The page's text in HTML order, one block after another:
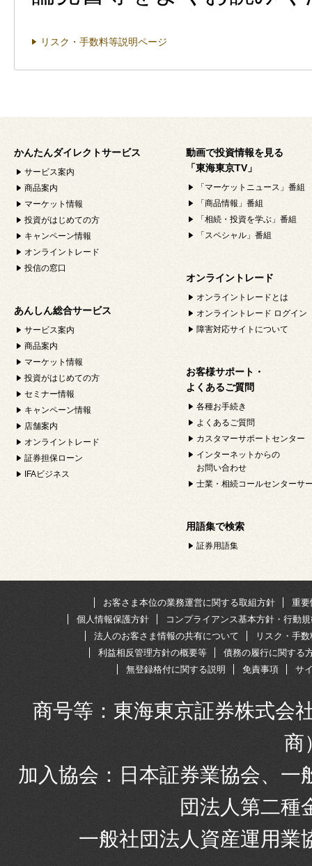
リスク・手数料等説明ページ
かんたんダイレクトサービス
サービス案内
商品案内
マーケット情報
投資がはじめての方
キャンペーン情報
オンライントレード
投信の窓口
あんしん総合サービス
サービス案内
商品案内
マーケット情報
投資がはじめての方
セミナー情報
キャンペーン情報
店舗案内
オンライントレード
証券担保ローン
IFAビジネス
動画で投資情報を見る
「東海東京TV」
「マーケットニュース」番組
「商品情報」番組
「相続・投資を学ぶ」番組
「スペシャル」番組
オンライントレード
オンライントレードとは
オンライントレード ログイン
障害対応サイトについて
お客様サポート・
よくあるご質問
各種お手続き
よくあるご質問
カスタマーサポートセンター
インターネットからの
お問い合わせ
士業・相続コールセンターサ
用語集で検索
証券用語集
お客さま本位の業務運営に関する取組方針
重要
個人情報保護方針
コンプライアンス基本方針・行動
法人のお客さま情報の共有について
リスク・手
利益相反管理方針の概要等
債務の履行に関する
無登録格付に関する説明
免責事項 サ
商号等：東海東京証券株式会
商
加入協会：日本証券業協会、
団法人第二種
一般社団法人資産運用業